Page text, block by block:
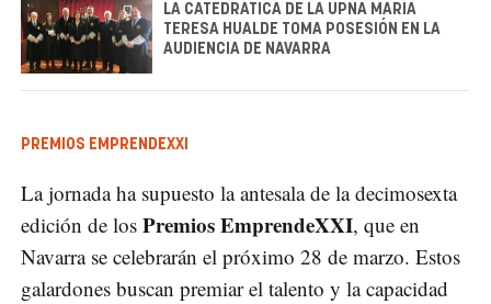
LA CATEDRÁTICA DE LA UPNA MARÍA
TERESA HUALDE TOMA POSESIÓN EN LA
AUDIENCIA DE NAVARRA
PREMIOS EMPRENDEXXI
La jornada ha supuesto la antesala de la decimosexta
edición de los Premios EmprendeXXI, que en
Navarra se celebrarán el próximo 28 de marzo. Estos
galardones buscan premiar el talento y la capacidad